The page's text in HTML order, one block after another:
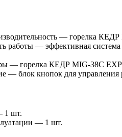
— горелка
работы — эффективная
— горелка КЕДР MIG-38C
— блок кнопок для управления
1 шт.
— 1 шт.